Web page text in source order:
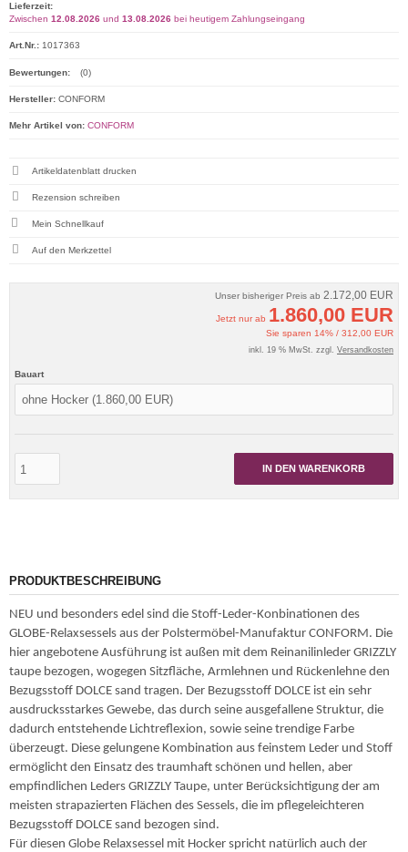
Unser bisheriger Preis ab 2.172,00 EUR
Jetzt nur ab 1.860,00 EUR
Sie sparen 14% / 312,00 EUR
inkl. 19 % MwSt. zzgl. Versandkosten
Bauart
IN DEN WARENKORB
Lieferzeit:
Zwischen 12.08.2026 und 13.08.2026 bei heutigem Zahlungseingang
Art.Nr.: 1017363
Bewertungen: (0)
Hersteller: CONFORM
Mehr Artikel von: CONFORM
Artikeldatenblatt drucken
Rezension schreiben
Mein Schnellkauf
PRODUKTBESCHREIBUNG
NEU und besonders edel sind die Stoff-Leder-Konbinationen des
GLOBE-Relaxsessels aus der Polstermöbel-Manufaktur CONFORM. Die
hier angebotene Ausführung ist außen mit dem Reinanilinleder GRIZZLY
taupe bezogen, wogegen Sitzfläche, Armlehnen und Rückenlehne den
Bezugsstoff DOLCE sand tragen. Der Bezugsstoff DOLCE ist ein sehr
ausdrucksstarkes Gewebe, das durch seine ausgefallene Struktur, die
dadurch entstehende Lichtreflexion, sowie seine trendige Farbe
überzeugt. Diese gelungene Kombination aus feinstem Leder und Stoff
ermöglicht den Einsatz des traumhaft schönen und hellen, aber
empfindlichen Leders GRIZZLY Taupe, unter Berücksichtigung der am
meisten strapazierten Flächen des Sessels, die im pflegeleichteren
Bezugsstoff DOLCE sand bezogen sind.
Für diesen Globe Relaxsessel mit Hocker spricht natürlich auch der